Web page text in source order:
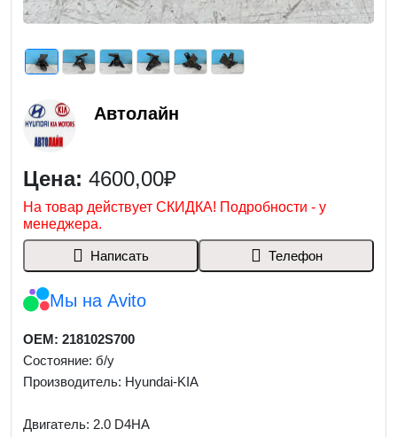
Автолайн
Цена: 4600,00₽
На товар действует СКИДКА! Подробности - у
менеджера.
Написать Телефон
Мы на Avito
OEM: 218102S700
Состояние: б/у
Производитель: Hyundai-KIA
Двигатель: 2.0 D4HA